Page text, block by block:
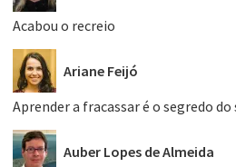
Acabou o recreio
Ariane Feijó
Aprender a fracassar é o segredo do
Auber Lopes de Almeida